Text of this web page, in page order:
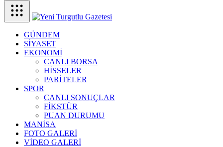
GÜNDEM
SİYASET
EKONOMİ
CANLI BORSA
HİSSELER
PARİTELER
SPOR
CANLI SONUÇLAR
FİKSTÜR
PUAN DURUMU
MANİSA
FOTO GALERİ
VİDEO GALERİ